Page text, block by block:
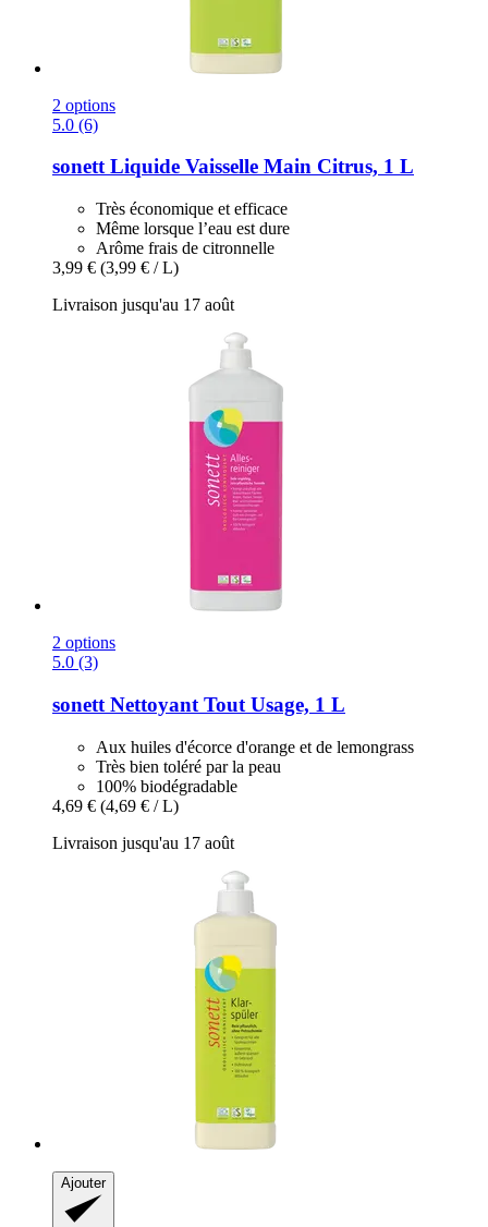
2 options
5.0 (6)
sonettLiquide Vaisselle Main Citrus, 1 L
Très économique et efficace
Même lorsque l’eau est dure
Arôme frais de citronnelle
3,99 € (3,99 € / L)
Livraison jusqu'au 17 août
2 options
5.0 (3)
sonett Nettoyant Tout Usage, 1 L
Aux huiles d'écorce d'orange et de lemongrass
Très bien toléré par la peau
100% biodégradable
4,69 € (4,69 € / L)
Livraison jusqu'au 17 août
Ajouter